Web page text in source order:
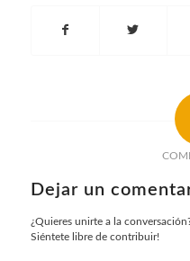
Dejar un
¿Quieres unirte a la
Siéntete libre de contribuir!